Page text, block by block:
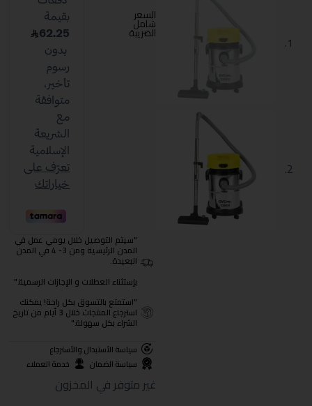
السعر
شامل
الضريبة
"سيتم التوصيل خلال يومي عمل في
المدن الرئيسية ومن 3- 4 في المدن
البعيدة.
بإستثناء العطلات و الإجازات الرسمية."
"استمتع بالتسوق بكل راحة! يمكنك
استرجاع المنتجات خلال 3 أيام من تاريخ
الشراء بكل سهولة."
سياسة الأستبدال والأسترجاع
سياسة الضمان
خدمة العملاء
غير متوفر في المخزون